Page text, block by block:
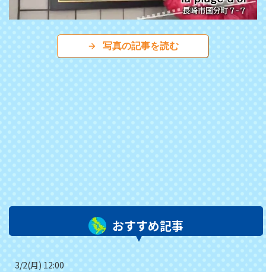
写真の記事を読む
おすすめ記事
3/2(月) 12:00